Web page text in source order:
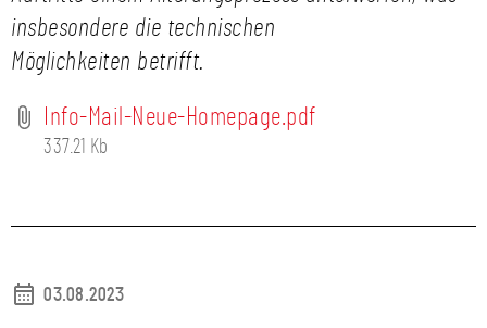
insbesondere die technischen
Möglichkeiten betrifft.
Info-Mail-Neue-Homepage.pdf
337.21 Kb
03.08.2023